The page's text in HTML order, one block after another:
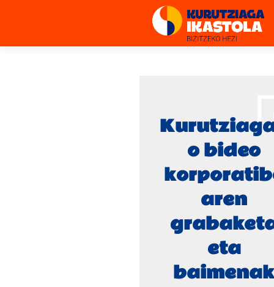
o bideo
aren
eta
baimenak